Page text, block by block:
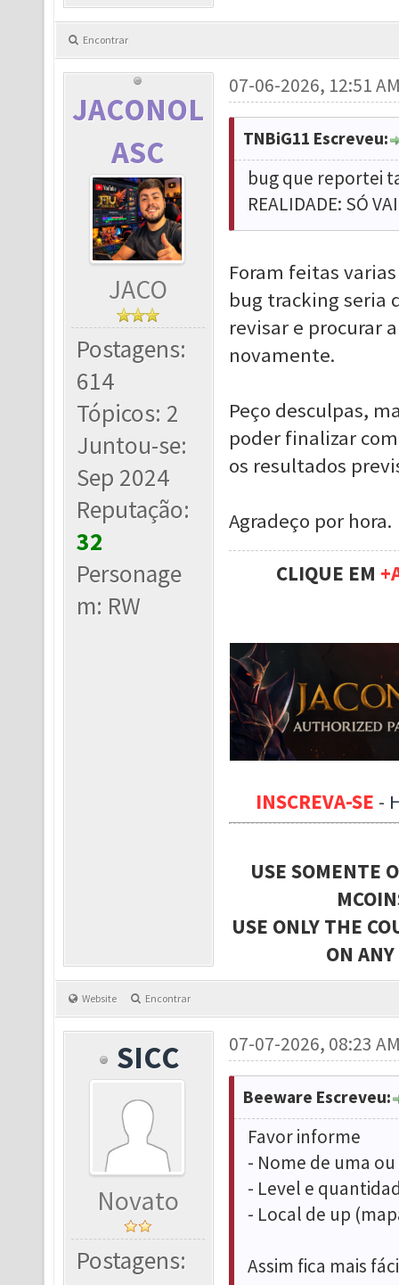
Encontrar
JACONOL
ASC
JACO
Postagens:
614
Tópicos: 2
Juntou-se:
Sep 2024
Reputação:
32
Personage
m: RW
07-06-2026, 12:51
TNBiG11 Escreveu:
bug que reportei
REALIDADE: SÓ
Foram feitas
bug tracking seria
revisar e procurar
novamente.
Peço desculpas,
poder finalizar
os resultados
Agradeço por hora.
CLIQUE EM
INSCREVA-SE -
USE SOMENTE
USE ONLY THE
ON
Website Encontrar
SICC
Novato
Postagens:
07-07-2026, 08:23
Beeware Escreveu:
Favor informe
- Nome de uma
- Level e
- Local de up
Assim fica mais